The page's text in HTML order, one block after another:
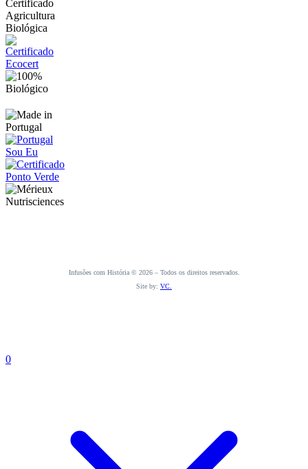
Infusões com História © 2026 – Todos os direitos reservados.
Site by: VC.
0